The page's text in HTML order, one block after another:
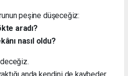
peşine düşeceğiz:
aradı?
nasıl oldu?
anda kendini de kaybeder.